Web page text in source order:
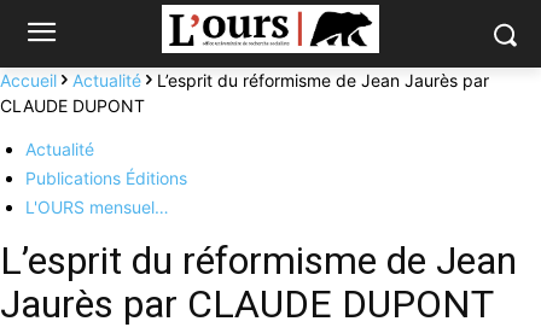
Accueil Actualité
L’esprit du réformisme de Jean Jaurès par
CLAUDE DUPONT
Actualité
Publications Éditions
L'OURS mensuel…
L’esprit du réformisme de Jean
Jaurès par CLAUDE DUPONT